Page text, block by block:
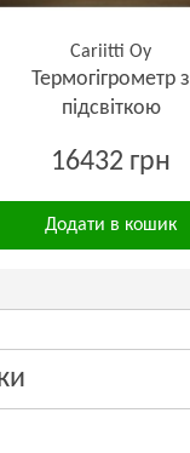
Cariitti Oy
Термогігрометр з
підсвіткою
16432 грн
Додати в кошик